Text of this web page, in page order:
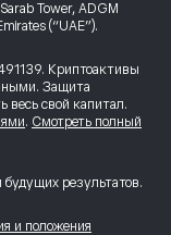
Tower, ADGM
(“UAE”).
Криптоактивы
Защита
весь свой капитал.
. Смотреть полный
результатов.
и положения